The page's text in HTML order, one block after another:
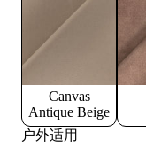
Canvas
Antique Beige
户外适用